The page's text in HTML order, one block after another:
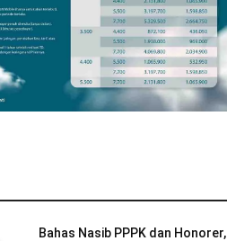
Bahas Nasib PPPK dan Honorer,